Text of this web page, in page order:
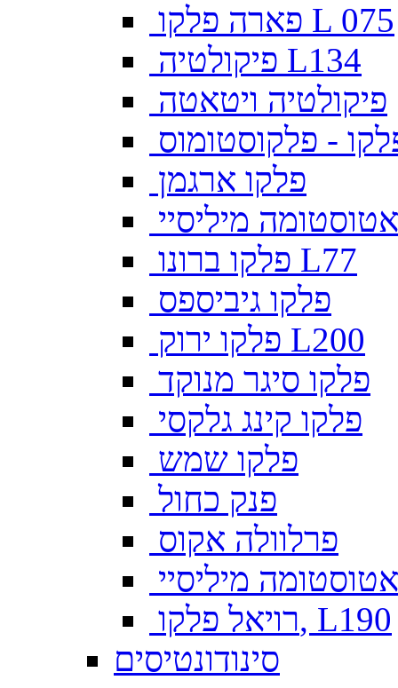
פארה פלקו L 075
פיקולטיה L134
פיקולטיה ויטאטה
- פלקוסטומוס
פלקו ארגמן
מיליסיי
פלקו ברונו L77
פלקו גיביספס
פלקו ירוק L200
פלקו סיגר מנוקד
פלקו קינג גלקסי
פלקו שמש
פנק כחול
פרלוולה אקוס
מיליסיי
רויאל פלקו, L190
סינודונטיסים